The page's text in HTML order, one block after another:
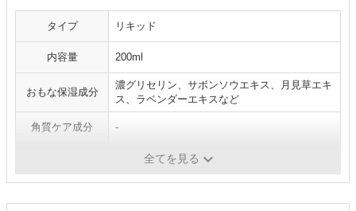
タイプ リキッド
内容量 200ml
おもな保湿成分
濃グリセリン、サボンソウエキス、月見草エキ
ス、ラベンダーエキスなど
角質ケア成分 -
全てを見る